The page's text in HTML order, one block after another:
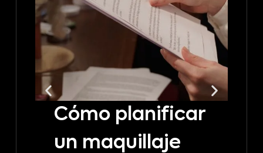
Cómo planificar
un maquillaje